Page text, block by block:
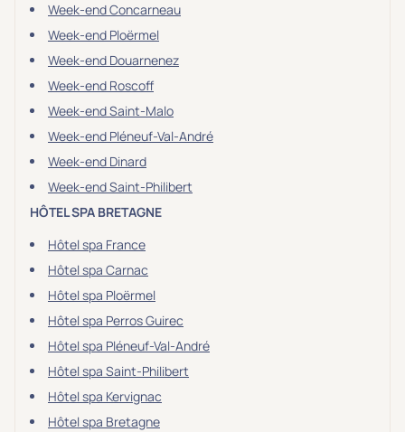
Week-end Concarneau
Week-end Ploërmel
Week-end Douarnenez
Week-end Roscoff
Week-end Saint-Malo
Week-end Pléneuf-Val-André
Week-end Dinard
Week-end Saint-Philibert
HÔTEL SPA BRETAGNE
Hôtel spa France
Hôtel spa Carnac
Hôtel spa Ploërmel
Hôtel spa Perros Guirec
Hôtel spa Pléneuf-Val-André
Hôtel spa Saint-Philibert
Hôtel spa Kervignac
Hôtel spa Bretagne